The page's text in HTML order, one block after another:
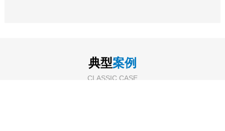
典型案例
CLASSIC CASE